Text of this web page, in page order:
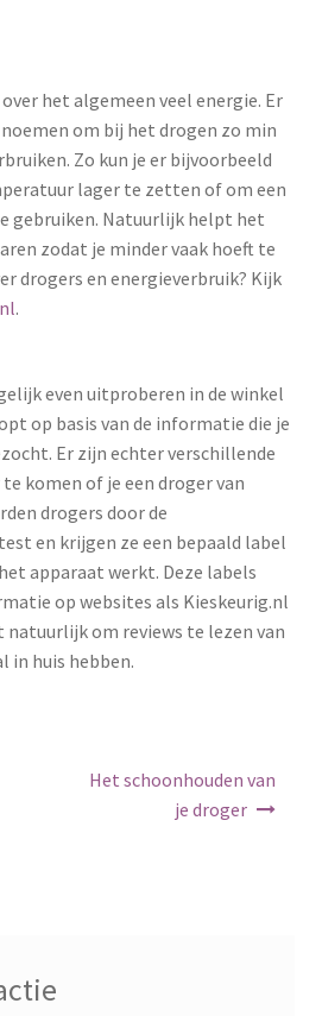
het algemeen veel energie. Er
om bij het drogen zo min
Zo kun je er bijvoorbeeld
lager te zetten of om een
gebruiken. Natuurlijk helpt het
zodat je minder vaak hoeft te
drogers en energieverbruik? Kijk
.
even uitproberen in de winkel
op basis van de informatie die je
Er zijn echter verschillende
komen of je een droger van
drogers door de
en krijgen ze een bepaald label
apparaat werkt. Deze labels
op websites als Kieskeurig.nl
om reviews te lezen van
in huis hebben.
Het schoonhouden van
je droger